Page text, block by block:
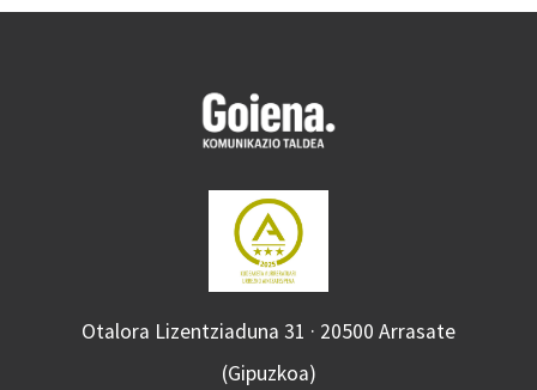
Otalora Lizentziaduna 31 · 20500 Arrasate
(Gipuzkoa)